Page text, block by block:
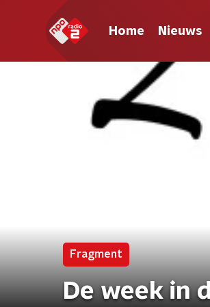
Home Nieuws
Fragment
De week in